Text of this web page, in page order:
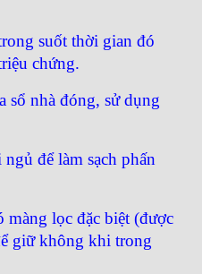
suốt thời gian đó
chứng.
sổ nhà đóng, sử dụng
để làm sạch phấn
lọc đặc biệt (được
giữ không khi trong